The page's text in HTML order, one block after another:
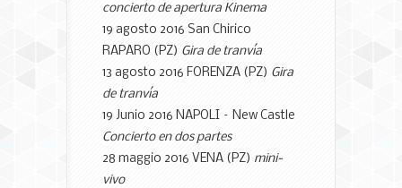
concierto de apertura Kinema
19 agosto 2016 San Chirico
RAPARO (PZ) Gira de tranvía
13 agosto 2016 FORENZA (PZ) Gira
de tranvía
19 Junio 2016 NAPOLI – New Castle
Concierto en dos partes
28 maggio 2016 VENA (PZ) mini-
vivo